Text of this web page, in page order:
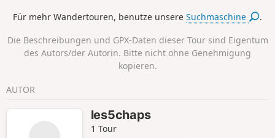
respektieren sind.
Autoverkehr so weit wie möglich
können Sie auch sehr schöne Parks,
bürgerliche Viertel und Arbeiterviertel
entdecken. Die Route ist mit dem
Fahrrad befahrbar, wenn Sie vorsichtig
sind.
Für mehr Wandertouren, benutze unsereSuchmaschine .
Die Beschreibungen und GPX-Daten dieser Tour sind Eigentum
des Autors/der Autorin. Bitte nicht ohne Genehmigung
kopieren.
AUTOR
les5chaps
1 Tour